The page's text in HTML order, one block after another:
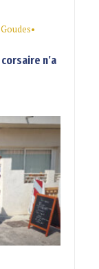
•
n’a